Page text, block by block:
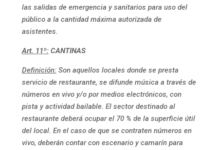
las salidas de emergencia y sanitarios para uso del
público a la cantidad máxima autorizada de
asistentes.
Art. 11º: CANTINAS
Definición:Son aquellos locales donde se presta
servicio de restaurante, se difunde música a través de
números en vivo y/o por medios electrónicos, con
pista y actividad bailable. El sector destinado al
restaurante deberá ocupar el 70 % de la superficie útil
del local. En el caso de que se contraten números en
vivo, deberán contar con escenario y camarín para